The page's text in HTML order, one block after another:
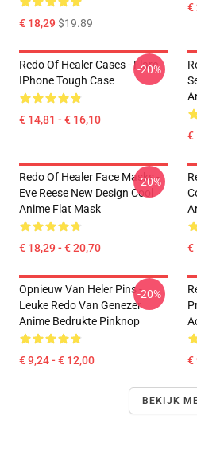
€ 18,29$19.89
€
Redo Of Healer Cases - Flare
IPhone Tough Case
€ 14,81 - € 16,10
-20%
€
Redo Of Healer Face Masks -
Eve Reese New Design Cool
Anime Flat Mask
€ 18,29 - € 20,70
-20%
€
Opnieuw Van Heler Pins -
Leuke Redo Van Genezer
Anime Bedrukte Pinknop
€ 9,24 - € 12,00
-20%
€
BEKIJK